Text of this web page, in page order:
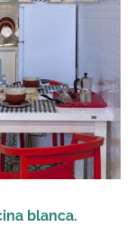
blanca.